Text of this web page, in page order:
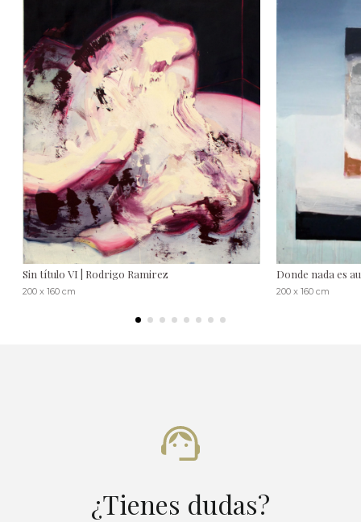
Sin título VI | Rodrigo Ramirez
200 x 160 cm
Donde nada es
200 x 160 cm
¿Tienes dudas?